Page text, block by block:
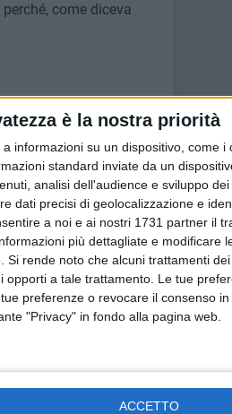
è la nostra priorità
informazioni su un dispositivo, come i
standard inviate da un
analisi dell'audience e sviluppo dei
dati precisi di geolocalizzazione e
a noi e ai nostri 1731 partner il
più dettagliate e modificare
Si rende noto che alcuni trattamenti
a tale trattamento. Le tue
preferenze o revocare il consenso
"Privacy" in fondo alla pagina web.
ACCETTO
come diceva